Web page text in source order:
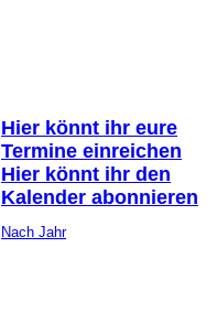
Hier könnt ihr eure
Termine einreichen
Hier könnt ihr den
Kalender abonnieren
Nach Jahr